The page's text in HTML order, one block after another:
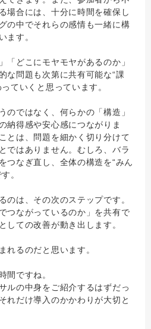
場合には、十分に時間を確保し
の中でそれらの感情も一緒に構
ます。
どこにモヤモヤがあるのか」
な問題も次第に共有可能な“課
ていくと思っています。
ではなく、何らかの「構造」
納得感や安心感につながりま
とは、問題を細かく切り分けて
ではありません。むしろ、バラ
つなぎ直し、全体の構造を“みん
。
は、その次のステップです。
つながっているのか」を共有で
しての改善が動き出します。
るのだと思います。
間ですね。
ルの中身をご紹介するはずだっ
だけ導入のかかわりが大切と